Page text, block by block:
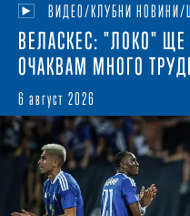
ВИДЕО/КЛУБНИ НОВИНИ/
ВЕЛАСКЕС: "ЛОКО"
ОЧАКВАМ МНОГО
6 август 2026